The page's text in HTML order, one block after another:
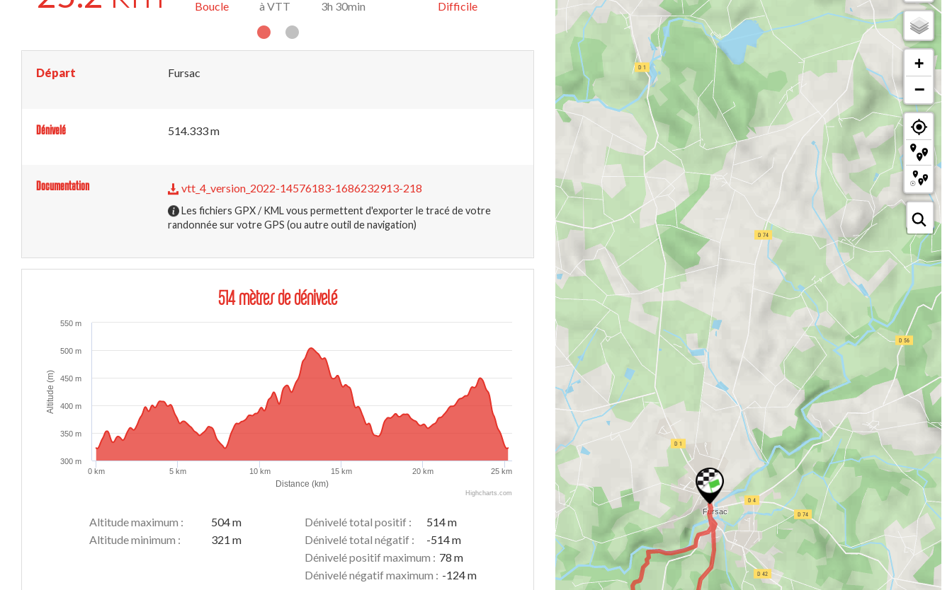
Boucle à VTT 3h 30min Difficile Boucle
3h
Départ Fursac
Dénivelé 514.333 m
Documentation vtt_4_version_2022-14576183-1686232913-218
Les fichiers GPX / KML vous permettent d'exporter le tracé de votre
randonnée sur votre GPS (ou autre outil de navigation)
514 mètres de dénivelé
Distance (km)
Altitude (m)
0 km 5 km 10 km 15 km 20 km 25 km
300 m
350 m
400 m
450 m
500 m
550 m
Highcharts.com
Altitude maximum :
504 m
Altitude minimum :
321 m
Dénivelé total positif :
514 m
Dénivelé total négatif :
-514 m
Dénivelé positif maximum : 78 m
Dénivelé négatif maximum : -124 m
+
−